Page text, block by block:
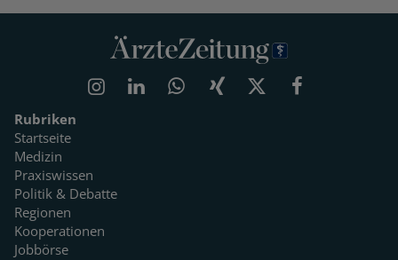
Rubriken
Startseite
Medizin
Praxiswissen
Politik & Debatte
Regionen
Kooperationen
Jobbörse